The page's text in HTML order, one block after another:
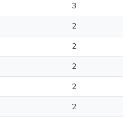
3
2
2
2
2
2